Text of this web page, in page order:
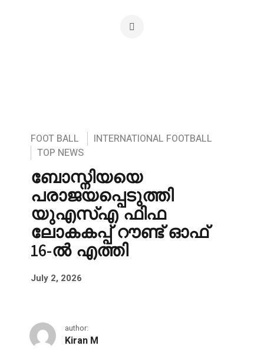
FOOT BALL
INTERNATIONAL FOOTBALL
TOP NEWS
ബോസ്നിയയെ
പരാജയപ്പെടുത്തി
യുഎസ്എ ഫിഫ
ലോകകപ്പ് റൗണ്ട് ഓഫ്
16-ൽ എത്തി
July 2, 2026
author:
Kiran M